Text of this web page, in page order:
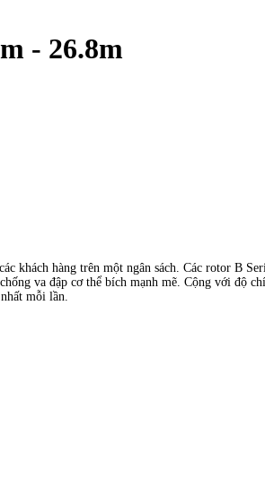
- 26.8m
hàng trên một ngân sách. Các rotor B
va đập cơ thể bích mạnh mẽ. Cộng với độ
mỗi lần.